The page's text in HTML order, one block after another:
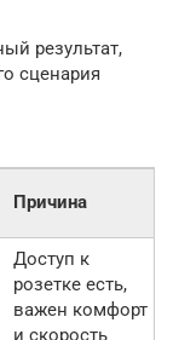
результат,
сценария
Причина
Доступ к
розетке есть,
важен комфорт
и скорость